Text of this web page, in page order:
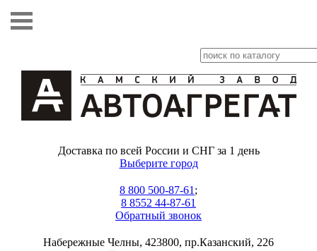
Доставка по всей России и СНГ за 1 день
Выберите город
8 800 500-87-61 ;
8 8552 44-87-61
Обратный звонок
Набережные Челны, 423800, пр.Казанский, 226